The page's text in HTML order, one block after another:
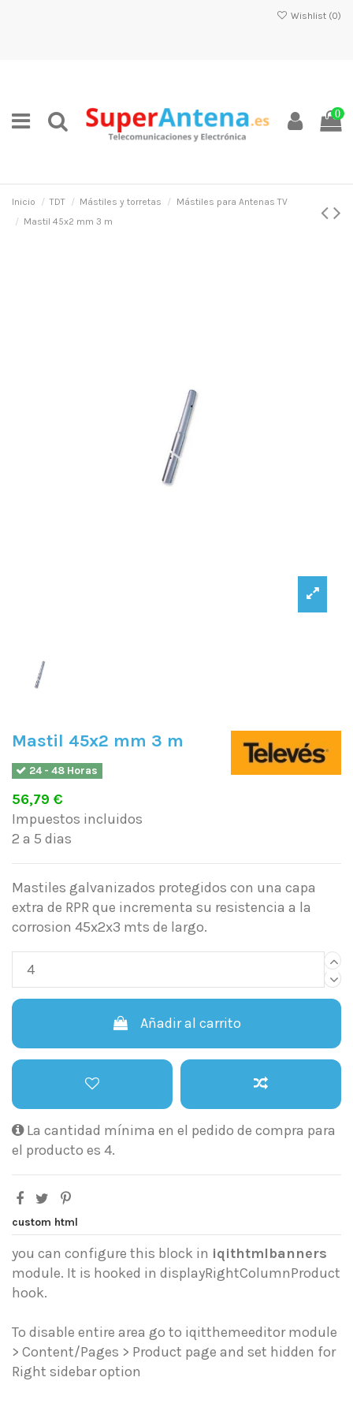
Wishlist (0)
0
Inicio TDT Mástiles y torretas
Mástiles para Antenas TV
Mastil 45x2 mm 3 m
Mastil 45x2 mm 3 m
24 - 48 Horas
56,79 €
Impuestos incluidos
2 a 5 dias
Mastiles galvanizados protegidos con una capa
extra de RPR que incrementa su resistencia a la
corrosion 45x2x3 mts de largo.
Añadir al carrito
La cantidad mínima en el pedido de compra para
el producto es 4.
custom html
you can configure this block in iqithtmlbanners
module. It is hooked in displayRightColumnProduct
hook.
To disable entire area go to iqitthemeeditor module
> Content/Pages > Product page and set hidden for
Right sidebar option